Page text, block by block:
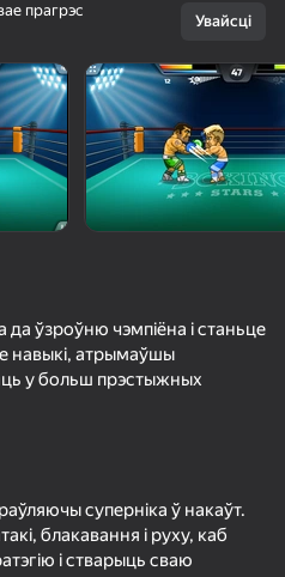
прыладу
ў гарызантальнай
School Of Basketball
59
прагрэс
Увайсці
ўзроўню чэмпіёна і станьце
навыкі, атрымаўшы
у больш прэстыжных
суперніка ў накаўт.
блакавання і руху, каб
і стварыць сваю